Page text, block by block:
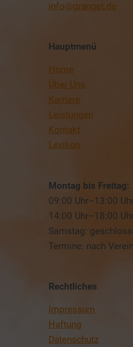
info@granget.de
Hauptmenü
Home
Über Uns
Karriere
Leistungen
Kontakt
Lexikon
Montag bis Freitag:
09:00 Uhr–13:00
14:00 Uhr–18:00
Samstag:
Termine: nach
Rechtliches
Impressum
Haftung
Datenschutz